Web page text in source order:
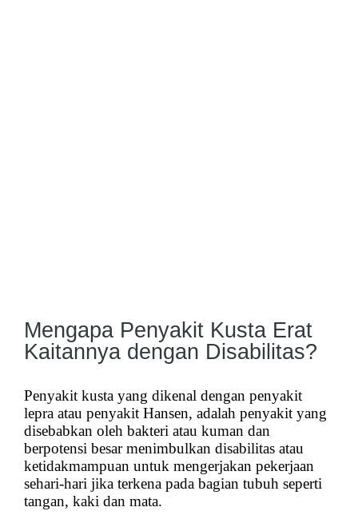
Mengapa Penyakit Kusta Erat
Kaitannya dengan Disabilitas?
Penyakit kusta yang dikenal dengan penyakit
lepra atau penyakit Hansen, adalah penyakit yang
disebabkan oleh bakteri atau kuman dan
berpotensi besar menimbulkan disabilitas atau
ketidakmampuan untuk mengerjakan pekerjaan
sehari-hari jika terkena pada bagian tubuh seperti
tangan, kaki dan mata.